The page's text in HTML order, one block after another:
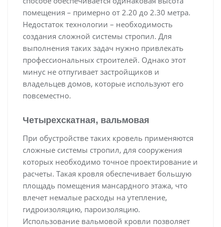
помещения – примерно от 2.20 до 2.30 метра.
Недостаток технологии – необходимость
создания сложной системы стропил. Для
выполнения таких задач нужно привлекать
профессиональных строителей. Однако этот
минус не отпугивает застройщиков и
владельцев домов, которые используют его
повсеместно.
Четырехскатная, вальмовая
При обустройстве таких кровель применяются
сложные системы стропил, для сооружения
которых необходимо точное проектирование и
расчеты. Такая кровля обеспечивает большую
площадь помещения мансардного этажа, что
влечет немалые расходы на утепление,
гидроизоляцию, пароизоляцию.
Использование вальмовой кровли позволяет